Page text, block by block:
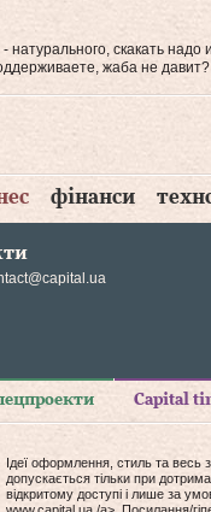
натурального, скакать
жаба не давит?
фінанси
Capital
Ідеї оформлення, стиль та весь
допускається тільки при
відкритому доступі і лише за